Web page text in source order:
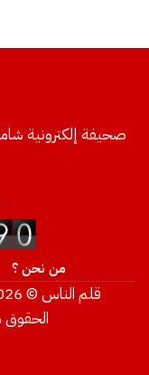
صحيفة إلكترونية
من نحن ؟